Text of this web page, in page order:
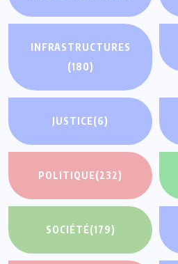
INFRASTRUCTURES
(180)
JUSTICE(6)
POLITIQUE(232)
SOCIÉTÉ(179)